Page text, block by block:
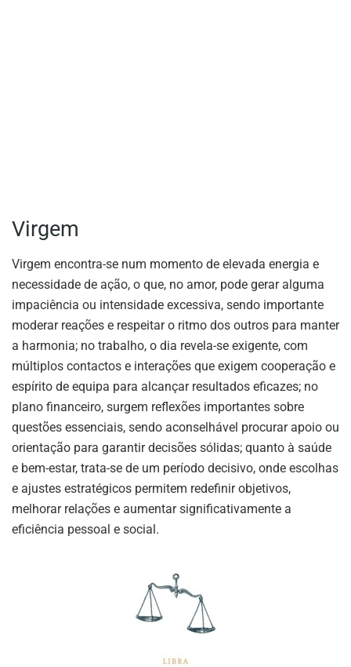
Virgem
Virgem encontra-se num momento de elevada energia e
necessidade de ação, o que, no amor, pode gerar alguma
impaciência ou intensidade excessiva, sendo importante
moderar reações e respeitar o ritmo dos outros para manter
a harmonia; no trabalho, o dia revela-se exigente, com
múltiplos contactos e interações que exigem cooperação e
espírito de equipa para alcançar resultados eficazes; no
plano financeiro, surgem reflexões importantes sobre
questões essenciais, sendo aconselhável procurar apoio ou
orientação para garantir decisões sólidas; quanto à saúde
e bem-estar, trata-se de um período decisivo, onde escolhas
e ajustes estratégicos permitem redefinir objetivos,
melhorar relações e aumentar significativamente a
eficiência pessoal e social.